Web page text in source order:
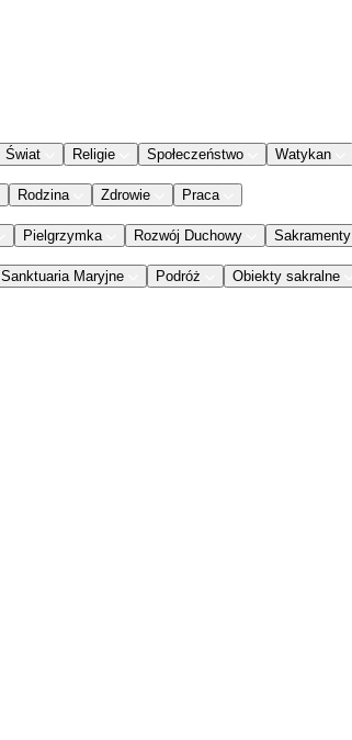
Świat Religie Społeczeństwo Watykan
Rodzina Zdrowie Praca
Pielgrzymka Rozwój Duchowy Sakramenty
Sanktuaria Maryjne Podróż Obiekty sakralne